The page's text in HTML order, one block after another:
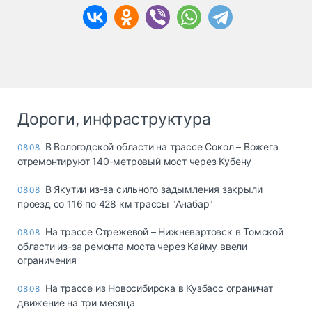
Дороги, инфраструктура
08.08 В Вологодской области на трассе Сокол – Вожега
отремонтируют 140-метровый мост через Кубену
08.08 В Якутии из-за сильного задымления закрыли
проезд со 116 по 428 км трассы "Анабар"
08.08 На трассе Стрежевой – Нижневартовск в Томской
области из-за ремонта моста через Кайму ввели
ограничения
08.08 На трассе из Новосибирска в Кузбасс ограничат
движение на три месяца